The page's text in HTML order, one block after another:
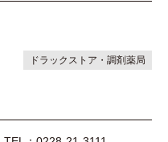
ドラックストア・調剤薬局